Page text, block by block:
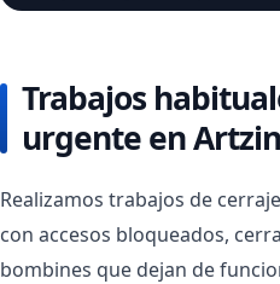
Trabajos
urgente en
Realizamos trabajos de
con accesos bloqueados,
bombines que dejan de